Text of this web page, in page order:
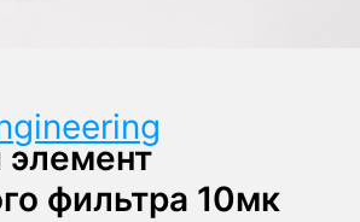
фильтра 10мк